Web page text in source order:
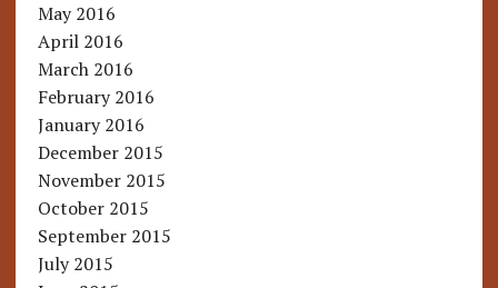
May 2016
April 2016
March 2016
February 2016
January 2016
December 2015
November 2015
October 2015
September 2015
July 2015